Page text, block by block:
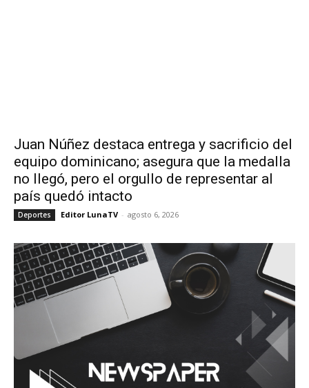
Juan Núñez destaca entrega y sacrificio del
equipo dominicano; asegura que la medalla
no llegó, pero el orgullo de representar al
país quedó intacto
Deportes Editor LunaTV - agosto 6, 2026